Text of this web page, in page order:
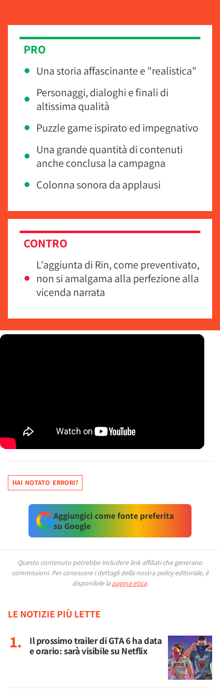
PRO
Una storia affascinante e "realistica"
Personaggi, dialoghi e finali di
altissima qualità
Puzzle game ispirato ed impegnativo
Una grande quantità di contenuti
anche conclusa la campagna
Colonna sonora da applausi
CONTRO
L'aggiunta di Rin, come preventivato,
non si amalgama alla perfezione alla
vicenda narrata
HAI NOTATO ERRORI?
Aggiungici come fonte preferita
su Google
Questo contenuto potrebbe includere link affiliati che generano
commissioni. Per conoscere i dettagli della nostra policy editoriale, è
disponibile la pagina etica.
LE NOTIZIE PIÙ LETTE
Il prossimo trailer di GTA 6 ha data
e orario: sarà visibile su Netflix